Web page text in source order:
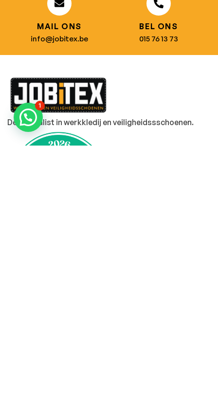
MAIL ONS
info@jobitex.be
BEL ONS
015 76 13 73
Dé specialist in werkkledij en veiligheidssschoenen.
1